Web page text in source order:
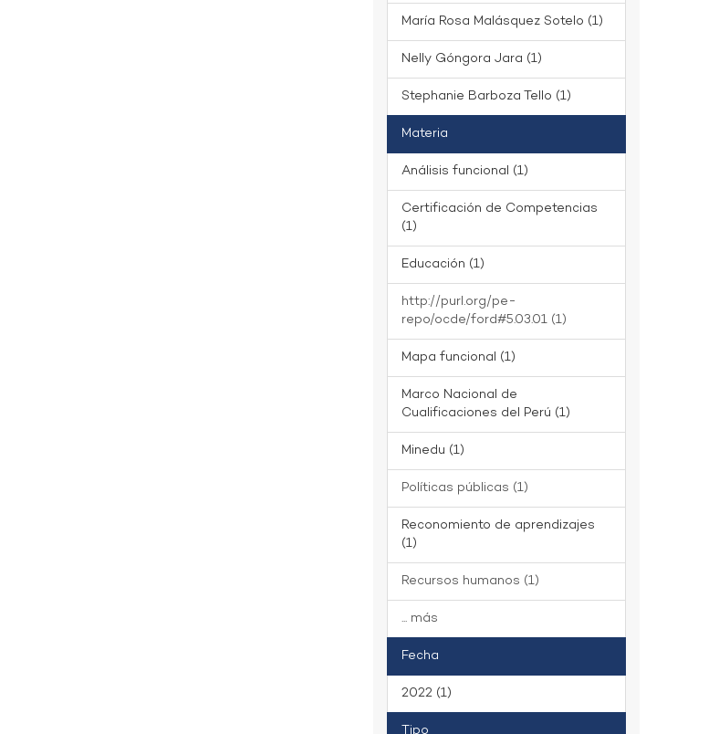
María Rosa Malásquez Sotelo (1)
Nelly Góngora Jara (1)
Stephanie Barboza Tello (1)
Materia
Análisis funcional (1)
Certificación de Competencias
(1)
Educación (1)
http://purl.org/pe-
repo/ocde/ford#5.03.01 (1)
Mapa funcional (1)
Marco Nacional de
Cualificaciones del Perú (1)
Minedu (1)
Políticas públicas (1)
Reconomiento de aprendizajes
(1)
Recursos humanos (1)
... más
Fecha
2022 (1)